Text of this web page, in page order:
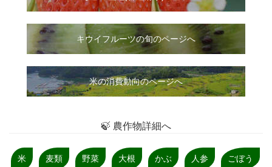
キウイフルーツの旬のページへ
米の消費動向のページへ
🍃 農作物詳細へ
米 麦類 野菜 大根 かぶ 人参 ごぼう